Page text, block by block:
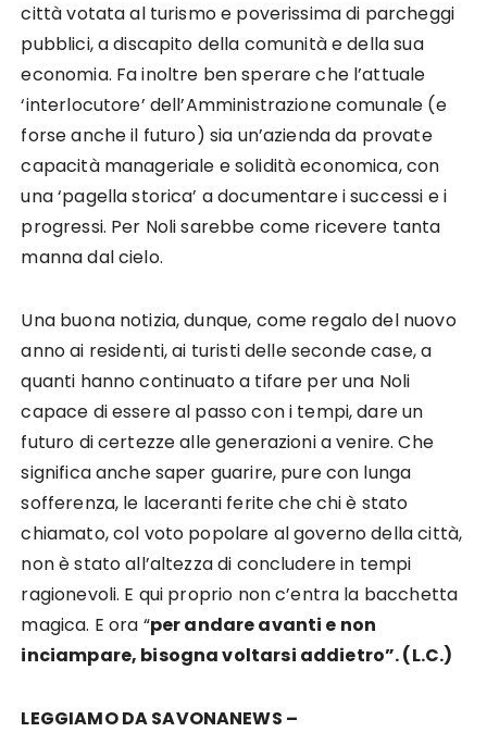
città votata al turismo e poverissima di parcheggi
pubblici, a discapito della comunità e della sua
economia. Fa inoltre ben sperare che l’attuale
‘interlocutore’ dell’Amministrazione comunale (e
forse anche il futuro) sia un’azienda da provate
capacità manageriale e solidità economica, con
una ‘pagella storica’ a documentare i successi e i
progressi. Per Noli sarebbe come ricevere tanta
manna dal cielo.
Una buona notizia, dunque, come regalo del nuovo
anno ai residenti, ai turisti delle seconde case, a
quanti hanno continuato a tifare per una Noli
capace di essere al passo con i tempi, dare un
futuro di certezze alle generazioni a venire. Che
significa anche saper guarire, pure con lunga
sofferenza, le laceranti ferite che chi è stato
chiamato, col voto popolare al governo della città,
non è stato all’altezza di concludere in tempi
ragionevoli. E qui proprio non c’entra la bacchetta
magica. E ora “per andare avanti e non
inciampare, bisogna voltarsi addietro”. (L.C.)
LEGGIAMO DA SAVONANEWS –